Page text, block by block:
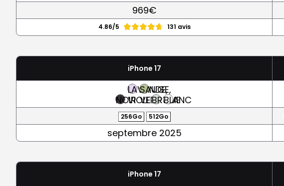
969€
4.86/5 131 avis
iPhone 17
NOIR
LAVANDE,
VIOLET
SAUGE,
VERTBRUME
BLANC
256Go 512Go
septembre 2025
iPhone 17